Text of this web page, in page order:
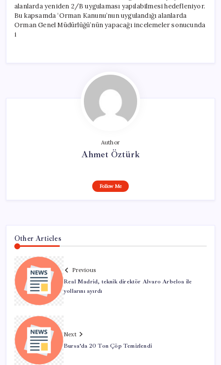
alanlarda yeniden 2/B uygulaması yapılabilmesi hedefleniyor.
Bu kapsamda ‘Orman Kanunu’nun uygulandığı alanlarda
Orman Genel Müdürlüğü’nün yapacağı incelemeler sonucunda
i
Author
Ahmet Öztürk
Follow Me
Other Articles
Previous
Real Madrid, teknik direktör Alvaro Arbeloa ile
yollarını ayırdı
Next
Bursa’da 20 Ton Çöp Temizlendi